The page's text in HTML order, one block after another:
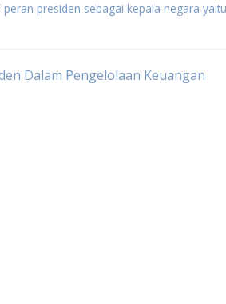
peran presiden sebagai kepala negara yaitu
Dalam Pengelolaan Keuangan